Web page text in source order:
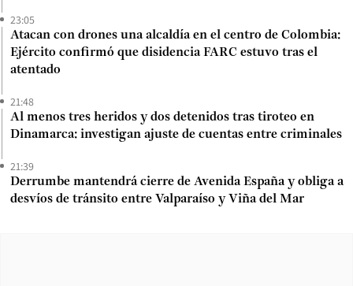
23:05
Atacan con drones una alcaldía en el centro de Colombia:
Ejército confirmó que disidencia FARC estuvo tras el
atentado
21:48
Al menos tres heridos y dos detenidos tras tiroteo en
Dinamarca: investigan ajuste de cuentas entre criminales
21:39
Derrumbe mantendrá cierre de Avenida España y obliga a
desvíos de tránsito entre Valparaíso y Viña del Mar